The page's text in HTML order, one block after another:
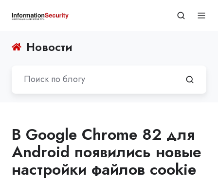
Новости
В Google Chrome 82 для
Android появились новые
настройки файлов cookie